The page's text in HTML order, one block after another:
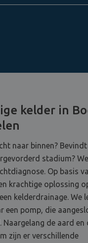
kelder in
naar binnen?
stadium?
Op basis
krachtige oplossing
kelderdrainage. We
een pomp, die
Naargelang de aard
zijn er verschillende